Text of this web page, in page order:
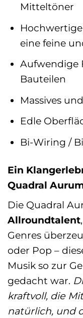
Mitteltöner
eine feine
Aufwendige
Bauteilen
Massives
Edle
Bi-Wiring /
Ein
Quadral
Die Quadral
Allroundtalent
Genres
oder Pop –
Musik so zur
gedacht war.
kraftvoll, die
natürlich, und